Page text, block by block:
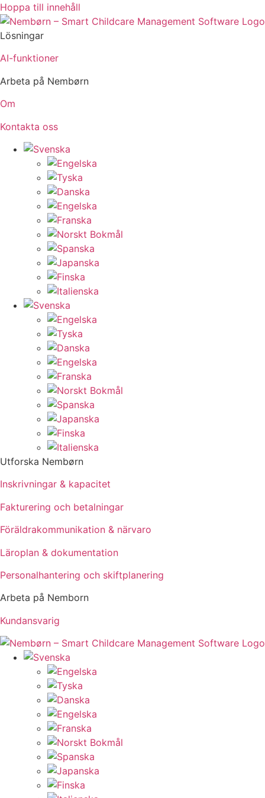
Hoppa till innehåll
Lösningar
AI-funktioner
Arbeta på Nembørn
Om
Kontakta oss
Utforska Nembørn
Inskrivningar & kapacitet
Fakturering och betalningar
Föräldrakommunikation & närvaro
Läroplan & dokumentation
Personalhantering och skiftplanering
Arbeta på Nemborn
Kundansvarig